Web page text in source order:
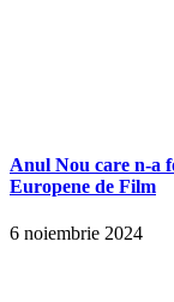
Anul Nou care n-a
Europene de Film
6 noiembrie 2024